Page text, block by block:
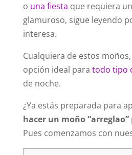
o una fiesta que requiera
glamuroso, sigue leyendo
interesa.
Cualquiera de estos
opción ideal para todo tipo
de noche.
¿Ya estás preparada para
hacer un moño
Pues comenzamos con